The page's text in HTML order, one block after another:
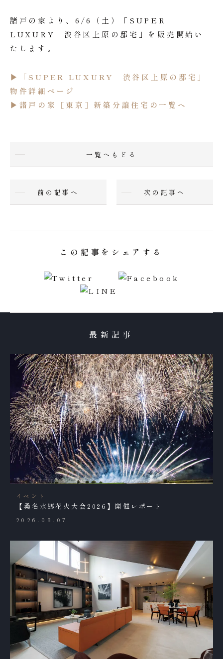
諸戸の家より、6/6（土）「SUPER
LUXURY 渋谷区上原の邸宅」を販売開始い
たします。
▶︎「SUPER LUXURY 渋谷区上原の邸宅」
物件詳細ページ
▶︎諸戸の家［東京］新築分譲住宅の一覧へ
前の記事へ
一覧へもどる
次の記事へ
この記事をシェアする
最新記事
イベント
【桑名水郷花火大会2026】開催レポート
2026.08.07